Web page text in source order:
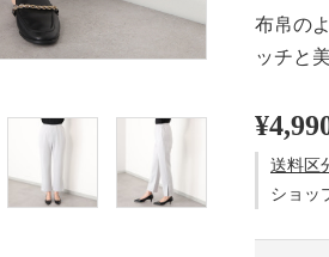
布帛の
ッチと
送料区
ショッ